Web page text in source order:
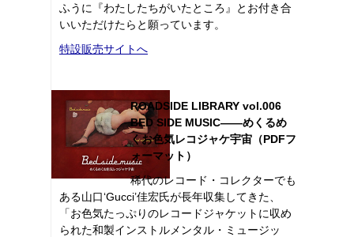
ふうに『わたしたちがいたところ』とお付き合
いいただけたらと願っています。
特設販売サイトへ
ROADSIDE LIBRARY vol.006
BED SIDE MUSIC――めくるめ
くお色気レコジャケ宇宙（PDFフ
ォーマット）
稀代のレコード・コレクターでも
ある山口‘Gucci’佳宏氏が長年収集してきた、
「お色気たっぷりのレコードジャケットに収め
られた和製インストルメンタル・ミュージッ